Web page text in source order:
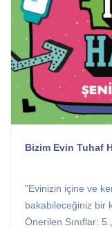
Bizim Evin Tuhaf
"Evinizin içine ve
bakabileceğiniz bir
Önerilen Sınıflar: